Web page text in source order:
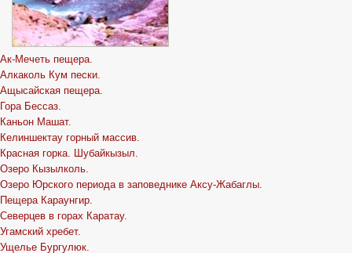
Ак-Мечеть пещера.
Алкаколь Кум пески.
Ащысайская пещера.
Гора Бессаз.
Каньон Машат.
Келиншектау горный массив.
Красная горка. Шубайкызыл.
Озеро Кызылколь.
Озеро Юрского периода в заповеднике Аксу-Жабаглы.
Пещера Караунгир.
Северцев в горах Каратау.
Угамский хребет.
Ущелье Бургулюк.